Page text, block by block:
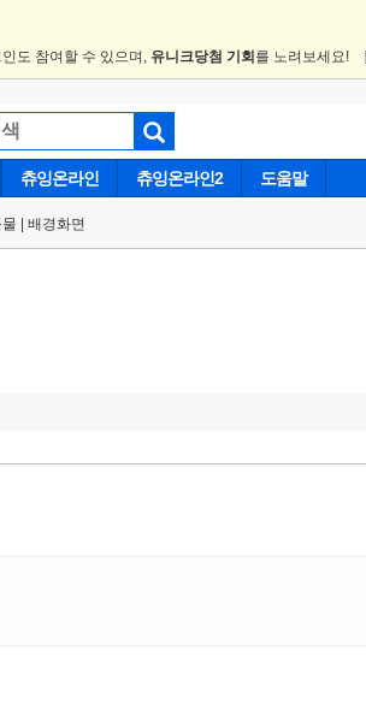
도 참여할 수 있으며, 유니크당첨 기회 를 노려보세요!
츄잉온라인 츄잉온라인2 도움말
배경화면